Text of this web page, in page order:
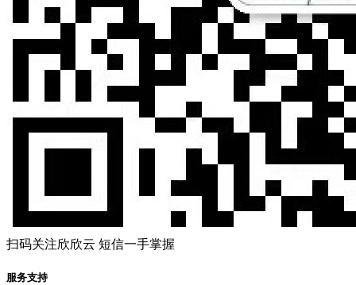
扫码关注欣欣云 短信一手掌握
服务支持